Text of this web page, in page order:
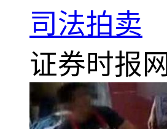
司法拍卖
证券时报网